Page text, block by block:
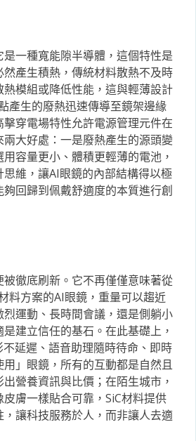
一種寬能隙半導體，這個特性是
產生積熱，傳統材料散熱不及時
模組或降低性能，這與輕薄設計
產生的廢熱迅速傳導至鏡架邊緣
穿電場特性允許電源管理元件在
大好處：一是廢熱產生的源頭變
容量更小、體積更輕薄的電池，
維，讓AI眼鏡的內部結構得以極
回歸到佩戴舒適度的本質進行創
徹底刷新。它不再僅僅意味著從
料方案的AI眼鏡，重量可以趨近
運動、長時間會議，還是側躺小
建立信任的基石。在此基礎上，
延遲、語音助理隨時待命、即時
」眼鏡，所有的互動都是自然且
營養資訊與比價；在陌生城市，
膚一樣貼合可靠，SiC材料提供
讓科技服務於人，而非讓人去適